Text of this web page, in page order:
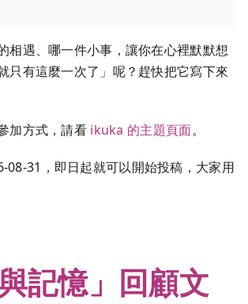
相遇、哪一件小事，讓你在心裡默默想
只有這麼一次了」呢？趕快把它寫下來
加方式，請看 ikuka 的主題頁面。
08-31，即日起就可以開始投稿，大家用
與記憶」回顧文